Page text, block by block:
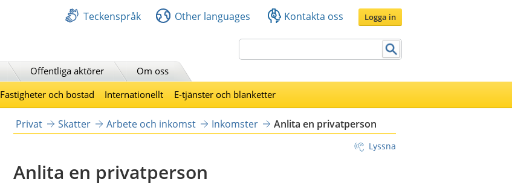
Teckenspråk Other languages Kontakta oss Logga in
Offentliga aktörer
Om oss
Fastigheter och bostad Internationellt E-tjänster och blanketter
Privat Skatter Arbete och inkomst Inkomster Anlita en privatperson
Lyssna
Anlita en privatperson